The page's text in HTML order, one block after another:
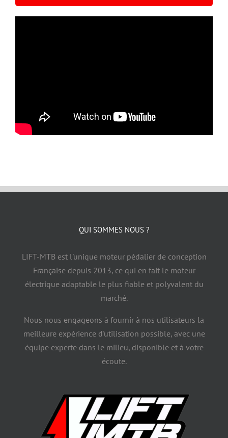
QUI SOMMES NOUS ?
LIFT-MTB est l'unique moteur pédalier de conception
Française depuis 2013, ce qui en fait le moteur
électrique adaptable le plus fiable et polyvalent du
marché.
Nous nous engageons à fournir à nos utilisateurs la
meilleure expérience d'utilisation possible, avec une
équipe experte dans le milieu, disponible et à votre
écoute.